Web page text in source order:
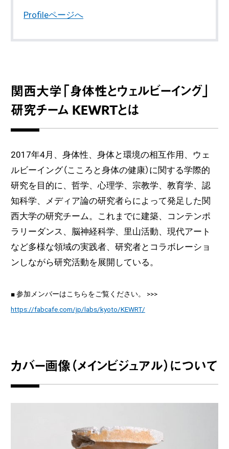
Profileページへ
関西大学「身体性とウェルビーイング」
研究チーム KEWRTとは
2017年4月、身体性、身体と環境の相互作用、ウェ
ルビーイング（こころと身体の健康）に関する学際的
研究を目的に、哲学、心理学、宗教学、教育学、認
知科学、メディア論の研究者らによって発足した関
西大学の研究チーム。これまでに建築、コンテンポ
ラリーダンス、脳神経科学、里山活動、現代アート
など多様な領域の実践者、研究者とコラボレーショ
ンしながら研究活動を展開している。
■ 参加メンバーはこちらをご覧ください。 >>>
https://fabcafe.com/jp/labs/kyoto/KEWRT/
カバー画像（メインビジュアル）について